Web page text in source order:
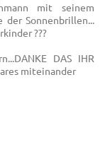
mit seinem
der Sonnenbrillen...
??‍?
DAS IHR
miteinander